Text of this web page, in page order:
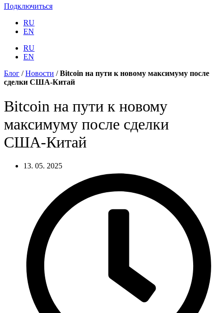
Подключиться
RU
EN
RU
EN
Блог /Новости /Bitcoin на пути к новому максимуму после
сделки США-Китай
Bitcoin на пути к новому
максимуму после сделки
США-Китай
13. 05. 2025